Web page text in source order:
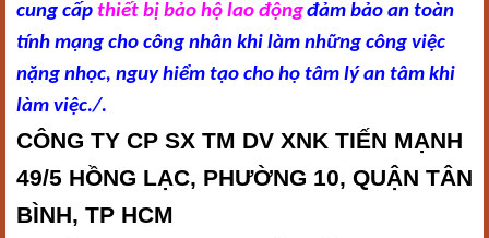
cung cấp thiết bị bảo hộ lao độngđảm bảo an toàn
tính mạng cho công nhân khi làm những công việc
nặng nhọc, nguy hiểm tạo cho họ tâm lý an tâm khi
làm việc./.
CÔNG TY CP SX TM DV XNK TIẾN MẠNH
49/5 HỒNG LẠC, PHƯỜNG 10, QUẬN TÂN
BÌNH, TP HCM